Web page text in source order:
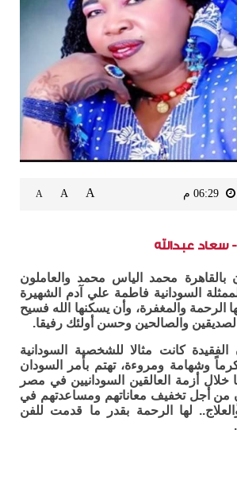
A
A
A
سعاد عبدالله
محمد الياس محمد والعاملون
السودانية فاطمة علي آدم الشهيرة
الرحمة والمغفرة، وأن يسكنها الله فسيح
والصالحين وحسن أولئك رفيقا.
الفقيدة كانت مثالا للشخصية السودانية
كرماً وشهامة ومروءة، تهتم بأمر السودان
خلال أزمة العالقين السودانيين في مصر
من أجل تخفيف معاناتهم ومساعدتهم في
لها الرحمة بقدر ما قدمت للفن